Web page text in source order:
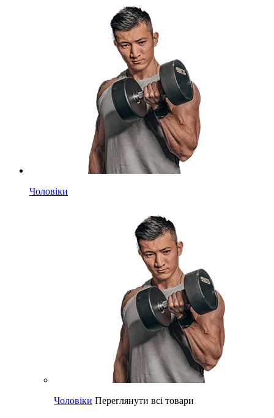
Чоловіки
Чоловіки Переглянути всі товари